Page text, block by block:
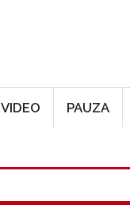
VIDEO PAUZA